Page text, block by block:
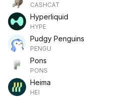
CASHCAT
Hyperliquid
HYPE
Pudgy Penguins
PENGU
Pons
PONS
Heima
HEI